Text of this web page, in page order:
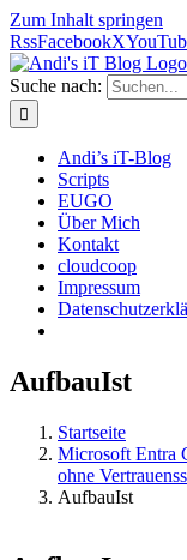
Zum Inhalt springen
RssFacebookX
Suche nach:
Andi’s iT-Blog
Scripts
EUGO
Über Mich
Kontakt
cloudcoop
Impressum
AufbauIst
Startseite
Microsoft Entra
ohne
AufbauIst